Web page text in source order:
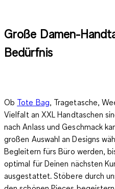
Große Damen-
Bedürfnis
Ob Tote Bag, Tragetasche,
Vielfalt an XXL Handtaschen
nach Anlass und Geschmack
großen Auswahl an Designs
Begleitern fürs Büro werden,
optimal für Deinen nächsten
ausgestattet. Stöbere durch